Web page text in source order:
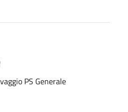
PS Generale